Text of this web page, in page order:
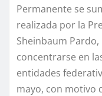
Permanente se
realizada por la
Sheinbaum
concentrarse en
entidades
mayo, con motivo